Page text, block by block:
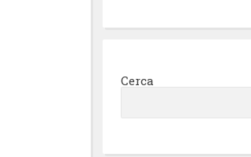
Cerca